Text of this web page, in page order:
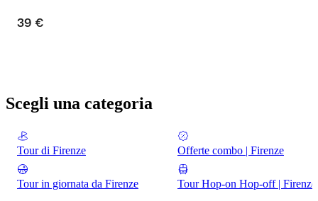
39 €
Scegli una categoria
Tour di Firenze Offerte combo | Firenze
Tour in giornata da Firenze Tour Hop-on Hop-off | Firenze